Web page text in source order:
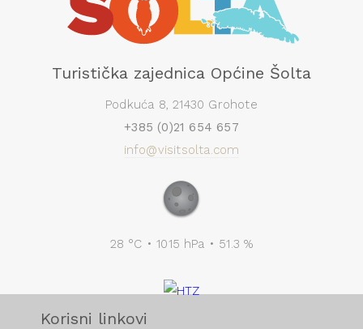
Turistička zajednica Općine Šolta
Podkuća 8, 21430 Grohote
+385 (0)21 654 657
info@visitsolta.com
28 °C • 1015 hPa • 51.3 %
Korisni linkovi